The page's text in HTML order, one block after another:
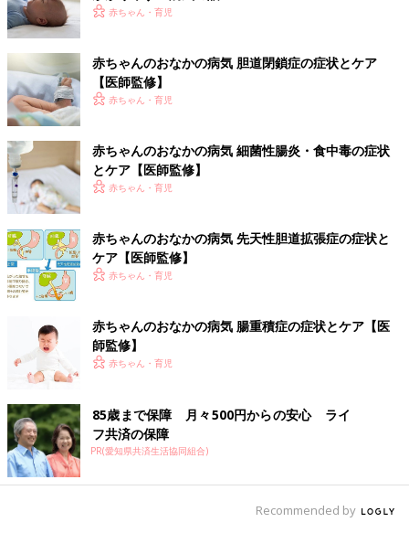
赤ちゃん・育児
赤ちゃんのおなかの病気 胆道閉鎖症の症状とケア
【医師監修】
赤ちゃん・育児
赤ちゃんのおなかの病気 細菌性腸炎・食中毒の症状
とケア【医師監修】
赤ちゃん・育児
赤ちゃんのおなかの病気 先天性胆道拡張症の症状と
ケア【医師監修】
赤ちゃん・育児
赤ちゃんのおなかの病気 腸重積症の症状とケア【医
師監修】
赤ちゃん・育児
85歳まで保障 月々500円からの安心 ライ
フ共済の保障
PR(愛知県共済生活協同組合)
Recommended by